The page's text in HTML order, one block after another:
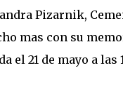
Pizarnik,
mas con su
el 21 de mayo a las